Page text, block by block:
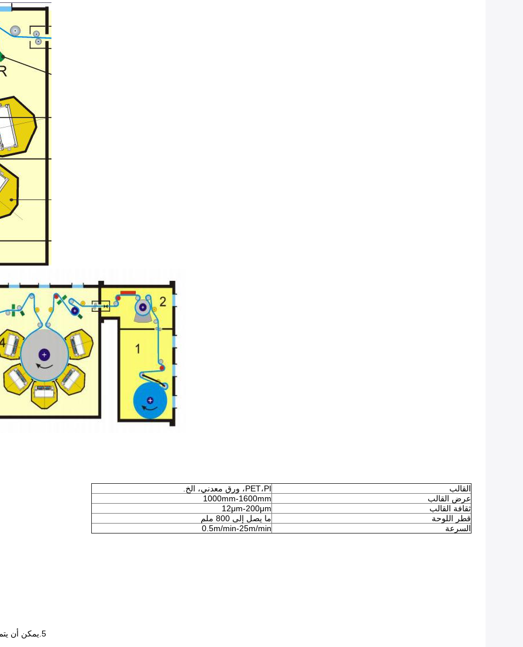
القالب
PET،PI، ورق معدني، الخ.
عرض القالب
1000mm-1600mm
ثقافة القالب
12μm-200μm
قطر اللوحة
ما يصل إلى 800 ملم
السرعة
0.5m/min-25m/min
5. يمكن أن